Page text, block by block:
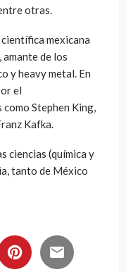
otras.
mexicana
de los
y heavy metal. En
el
Stephen King,
Kafka.
ciencias (química y
tanto de México